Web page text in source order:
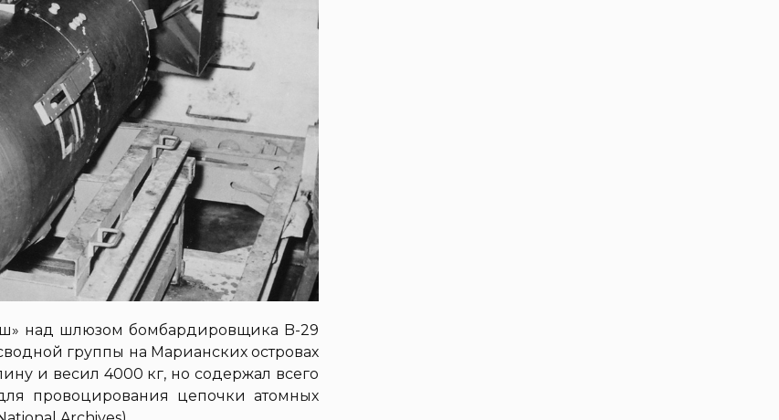
над шлюзом бомбардировщика B-29
группы на Марианских островах
и весил 4000 кг, но содержал всего
провоцирования цепочки атомных